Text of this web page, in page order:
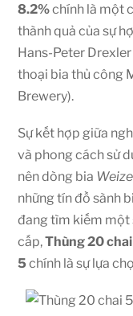
8.2%chính là một
thành quả của sự
Hans-Peter
thoại bia thủ công
Brewery).
Sự kết hợp giữa
và phong cách sử
nên dòng bia
những tín đồ sành
đang tìm kiếm một
cấp,Thùng 20
5 chính là sự lựa